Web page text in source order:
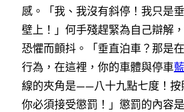
感。「我、我沒有斜停！我只是
壁上！」何手殘趕緊為自己辯解
恐懼而顫抖。「垂直泊車？那是
行為，在這裡，你的車體與停車
線的夾角是——八十九點七度！按
你必須接受懲罰！」懲罰的內容